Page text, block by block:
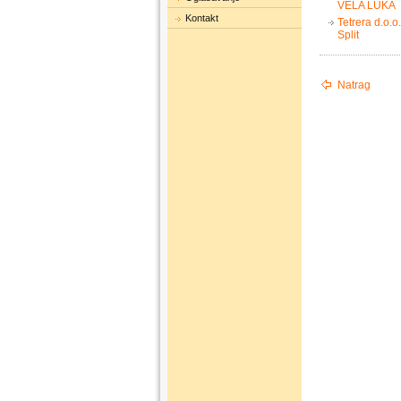
Kontakt
VELA LUKA
Tetrera d.o.o.
Split
Natrag